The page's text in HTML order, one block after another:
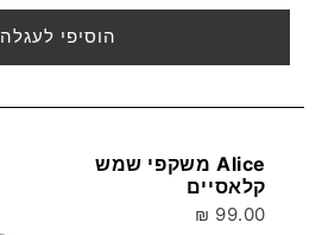
הוסיפי לעגלה
99.00 ₪
Alice משקפי שמש
קלאסיים